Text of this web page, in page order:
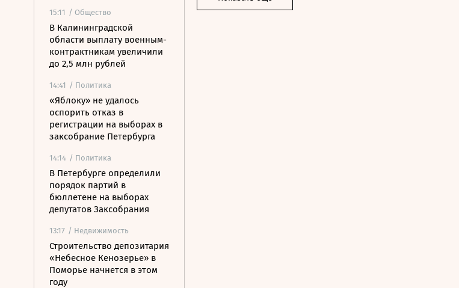
15:11 / Общество
В Калининградской
области выплату военным-
контрактникам увеличили
до 2,5 млн рублей
14:41 / Политика
«Яблоку» не удалось
оспорить отказ в
регистрации на выборах в
заксобрание Петербурга
14:14 / Политика
В Петербурге определили
порядок партий в
бюллетене на выборах
депутатов Заксобрания
13:17 / Недвижимость
Строительство депозитария
«Небесное Кенозерье» в
Поморье начнется в этом
году